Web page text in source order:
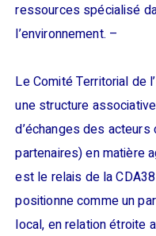
ressources spécialisé
l’environnement. –
Le Comité Territorial de
une structure
d’échanges des
partenaires) en matière
est le relais de la
positionne comme un
local, en relation étroite